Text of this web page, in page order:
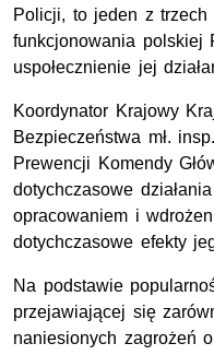
Policji, to jeden z
funkcjonowania polskiej
uspołecznienie jej
Koordynator Krajowy
Bezpieczeństwa mł.
Prewencji Komendy
dotychczasowe
opracowaniem i
dotychczasowe efekty
Na podstawie
przejawiającej się
naniesionych zagrożeń